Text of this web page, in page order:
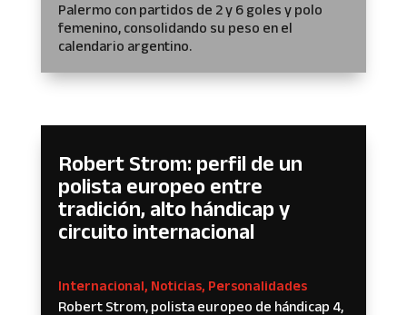
Palermo con partidos de 2 y 6 goles y polo
femenino, consolidando su peso en el
calendario argentino.
Robert Strom: perfil de un
polista europeo entre
tradición, alto hándicap y
circuito internacional
Internacional, Noticias, Personalidades
Robert Strom, polista europeo de hándicap 4,